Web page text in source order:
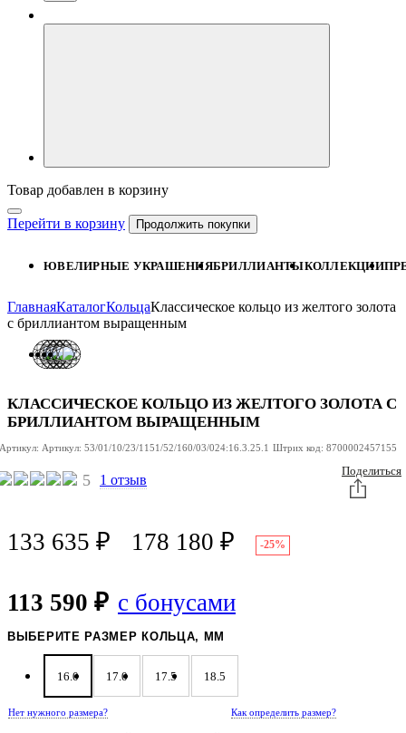
Товар добавлен в корзину
Перейти в корзину Продолжить покупки
ЮВЕЛИРНЫЕ УКРАШЕНИЯБРИЛЛИАНТЫКОЛЛЕКЦИИ
ГлавнаяКаталогКольцаКлассическое кольцо из желтого золота
с бриллиантом выращенным
КЛАССИЧЕСКОЕ КОЛЬЦО ИЗ ЖЕЛТОГО ЗОЛОТА С
БРИЛЛИАНТОМ ВЫРАЩЕННЫМ
Артикул: Артикул: 53/01/10/23/1151/52/160/03/024:16.3.25.1 Штрих код: 8700002457155
5 1 отзыв
Поделиться
133 635 ₽ 178 180 ₽ -25%
113 590 ₽ с бонусами
ВЫБЕРИТЕ РАЗМЕР КОЛЬЦА, ММ
16.0 17.0 17.5 18.5
Нет нужного размера? Как определить размер?